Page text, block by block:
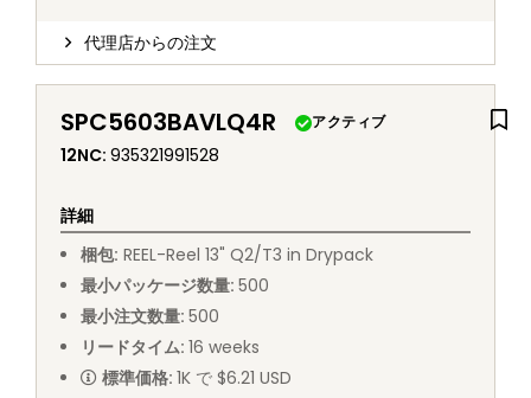
代理店からの注文
SPC5603BAVLQ4R アクティブ
12NC: 935321991528
詳細
梱包: REEL-Reel 13" Q2/T3 in Drypack
最小パッケージ数量: 500
最小注文数量: 500
リードタイム: 16 weeks
標準価格: 1K で $6.21 USD